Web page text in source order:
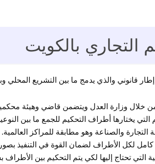
التجاري بالكويت
قانوني والذي يدمج ما بين التشريع المحلي
يختارها أطراف التحكيم للجمع ما بين
والصناعة وهو مطابقة للمراكز العالمية.
لكل الأطراف لضمان القوة في التنفيذ
التي تحتاج إليها لكي يتم التحكيم بين